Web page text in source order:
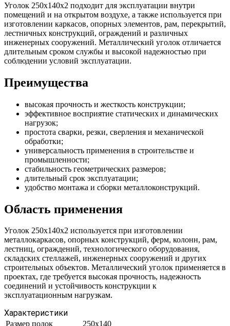
Уголок 250х140х2 подходит для эксплуатации внутри
помещений и на открытом воздухе, а также используется при
изготовлении каркасов, опорных элементов, рам, перекрытий,
лестничных конструкций, ограждений и различных
инженерных сооружений. Металлический уголок отличается
длительным сроком службы и высокой надежностью при
соблюдении условий эксплуатации.
Преимущества
высокая прочность и жесткость конструкции;
эффективное восприятие статических и динамических
нагрузок;
простота сварки, резки, сверления и механической
обработки;
универсальность применения в строительстве и
промышленности;
стабильность геометрических размеров;
длительный срок эксплуатации;
удобство монтажа и сборки металлоконструкций.
Область применения
Уголок 250х140х2 используется при изготовлении
металлокаркасов, опорных конструкций, ферм, колонн, рам,
лестниц, ограждений, технологического оборудования,
складских стеллажей, инженерных сооружений и других
строительных объектов. Металлический уголок применяется в
проектах, где требуется высокая прочность, надежность
соединений и устойчивость конструкции к
эксплуатационным нагрузкам.
Характеристики
Размер полок
250х140